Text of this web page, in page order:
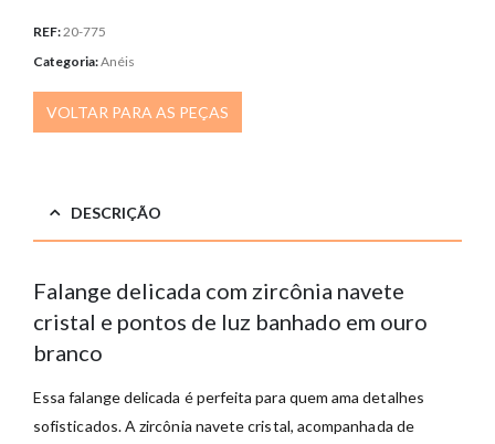
REF:20-775
Categoria:Anéis
VOLTAR PARA AS PEÇAS
DESCRIÇÃO
Falange delicada com zircônia navete
cristal e pontos de luz banhado em ouro
branco
Essa falange delicada é perfeita para quem ama detalhes
sofisticados. A zircônia navete cristal, acompanhada de